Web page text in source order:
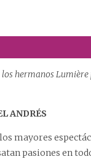
los hermanos
ANDRÉS
mayores
pasiones en